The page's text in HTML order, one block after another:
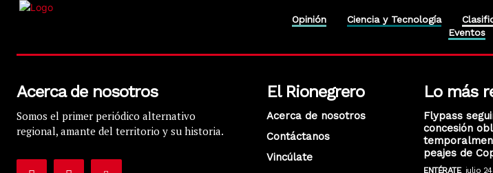
Opinión Ciencia y Tecnología
Eventos
Acerca de nosotros
Somos el primer periódico alternativo
regional, amante del territorio y su historia.
El Rionegrero
Acerca de nosotros
Contáctanos
Vincúlate
Lo más
Flypass
concesión
peajes de
ENTÉRATE julio